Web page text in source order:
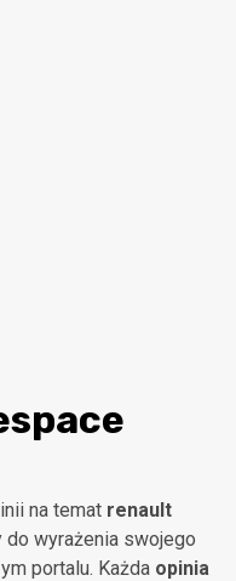
na temat renault
do wyrażenia swojego
portalu. Każda opinia